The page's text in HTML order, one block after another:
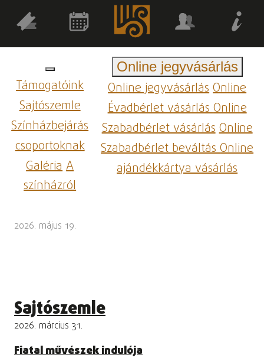
Támogatóink
Sajtószemle
Színházbejárás
csoportoknak
GalériaA
színházról
Online jegyvásárlás
Online jegyvásárlásOnline
Évadbérlet vásárlásOnline
Szabadbérlet vásárlásOnline
Szabadbérlet beváltásOnline
ajándékkártya vásárlás
2026. május 19.
Sajtószemle
2026. március 31.
Fiatal művészek indulója